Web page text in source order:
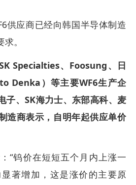
供应商已经向韩国半导体制造
。
Specialties、Foosung、日
Denka）等主要WF6生产企
子、SK海力士、东部高科、麦
造商表示，自明年起供应单价
“钨价在短短五个月内上涨一
著增加，这是涨价的主要原